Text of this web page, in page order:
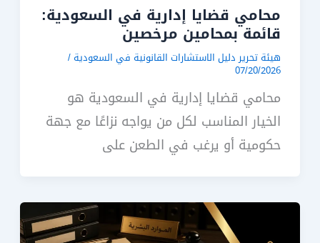
محامي قضايا إدارية في السعودية:
قائمة بمحامين مرخصين
هيئة تحرير دليل الاستشارات القانونية في السعودية /
07/20/2026
محامي قضايا إدارية في السعودية هو
الخيار المناسب لكل من يواجه نزاعًا مع جهة
حكومية أو يرغب في الطعن على